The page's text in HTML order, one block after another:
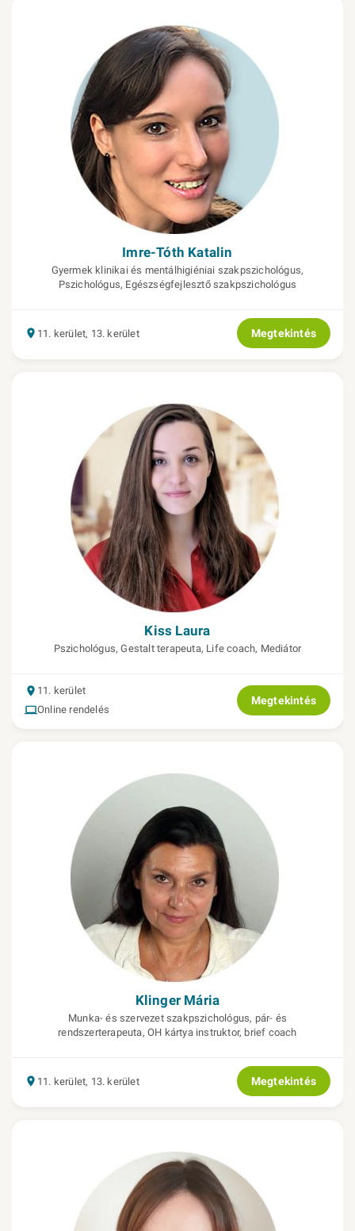
Imre-Tóth Katalin
Gyermek klinikai és mentálhigiéniai szakpszichológus,
Pszichológus, Egészségfejlesztő szakpszichológus
11. kerület, 13. kerület Megtekintés
Kiss Laura
Pszichológus, Gestalt terapeuta, Life coach, Mediátor
11. kerület
Online rendelés
Megtekintés
Klinger Mária
Munka- és szervezet szakpszichológus, pár- és
rendszerterapeuta, OH kártya instruktor, brief coach
11. kerület, 13. kerület Megtekintés